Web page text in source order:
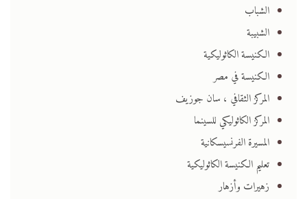
الشباب
الشبيبة
الكنيسة الكاثوليكية
الكنيسة في مصر
المركز الثقافي ، سان جوزيف
المركز الكاثوليكي للسينما
المسيرة الفرنسيسكانية
تعليم الكنيسة الكاثوليكية
زهيرات وأزهار